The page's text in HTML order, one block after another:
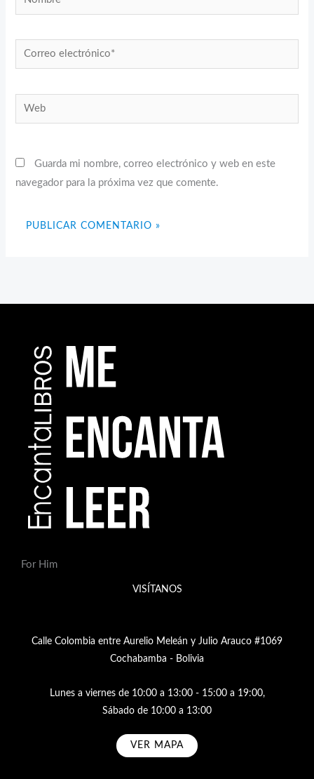
Correo
electrónico*
Web
Guarda mi nombre, correo electrónico y web en este
navegador para la próxima vez que comente.
For Him
VISÍTANOS
Calle Colombia entre Aurelio Meleán y Julio Arauco #1069
Cochabamba - Bolivia
Lunes a viernes de 10:00 a 13:00 - 15:00 a 19:00,
Sábado de 10:00 a 13:00
VER MAPA